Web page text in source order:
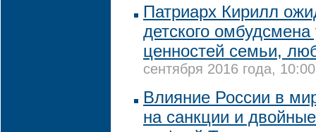
Патриарх Кирилл
детского
ценностей семьи,
сентября 2016 года, 10:00
Влияние России в
на санкции и